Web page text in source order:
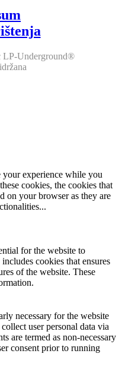
LP-Underground®
your experience while you
cookies, the cookies that
on your browser as they are
...
for the website to
cookies that ensures
of the website. These
necessary for the website
user personal data via
are termed as non-necessary
consent prior to running